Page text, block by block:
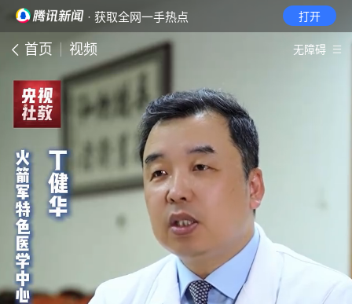
· 获取全网一手热点 打开
首页 视频 无障碍